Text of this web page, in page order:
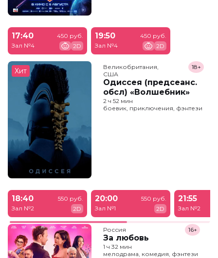
17:40
Зал №4
450 руб.
2D
19:50
Зал №4
450 руб.
2D
Хит
Великобритания,
США
Одиссея (предсеанс.
обсл) «Волшебник»
18+
2 ч 52 мин
боевик, приключения, фэнтези
18:40
Зал №2
550 руб.
2D
20:00
Зал №1
550 руб.
2D
21:55
Зал №2
Россия
За любовь
16+
1 ч 32 мин
мелодрама, комедия, фэнтези